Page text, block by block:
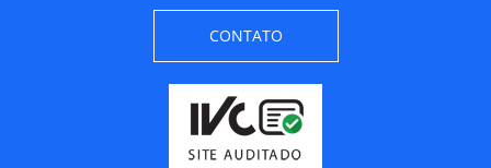
CONTATO